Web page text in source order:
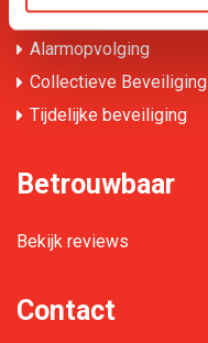
Receptiediensten
Alarmopvolging
Collectieve Beveiliging
Tijdelijke beveiliging
Betrouwbaar
Bekijk reviews
Contact